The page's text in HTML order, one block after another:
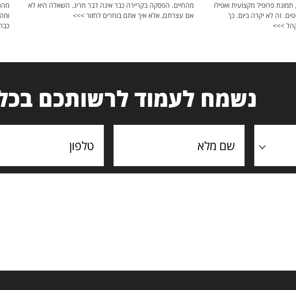
תמונת פרופיל מקצועית ואפילו
זה לא יקרה ביום. כך
>>>
מהחיים. הפסקה בקריירה כבר אינה דבר חריג. השאלה היא לא
אם עצרתם, אלא איך אתם בוחרים לחזור >>>
נשמח לעמוד לרשותכם